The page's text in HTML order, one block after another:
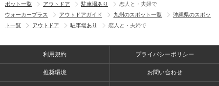
ポット一覧
アウトドア 駐車場あり
恋人と・夫婦で
ウォーカープラス
アウトドアガイド 九州のスポット一覧
沖縄県のスポッ
ト一覧
アウトドア 駐車場あり 恋人と・夫婦で
利用規約 プライバシーポリシー
推奨環境 お問い合わせ